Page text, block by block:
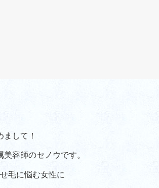
まして！
容師のセノウです。
毛に悩む女性に